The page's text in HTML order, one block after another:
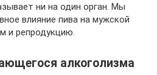
ни на один орган. Мы
влияние пива на мужской
и репродукцию.
алкоголизма